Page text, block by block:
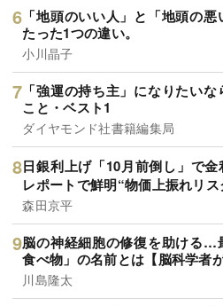
「地頭のいい人」と「地頭の悪
たった1つの違い。
小川晶子
「強運の持ち主」になりたい
こと・ベスト1
ダイヤモンド社書籍編集局
日銀利上げ「10月前倒し」で
レポートで鮮明“物価上振れリ
森田京平
脳の神経細胞の修復を助ける…
食べ物」の名前とは【脳科学者
川島隆太